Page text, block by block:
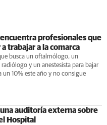
profesionales que
trabajar a la comarca
busca un oftalmólogo, un
y un anestesista para bajar
un 10% este año y no consigue
una auditoría externa sobre
Hospital